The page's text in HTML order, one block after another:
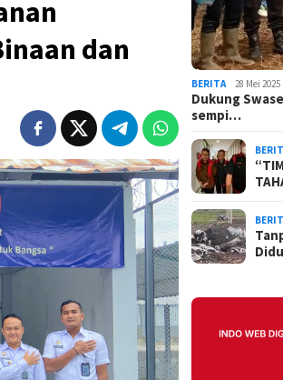
dan
BERITA 28 Mei 2025
Dukung
sempi…